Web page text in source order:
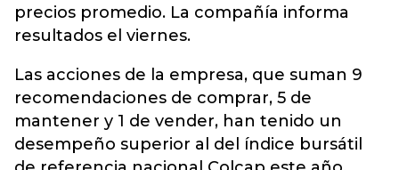
precios promedio. La compañía informa
resultados el viernes.
Las acciones de la empresa, que suman 9
recomendaciones de comprar, 5 de
mantener y 1 de vender, han tenido un
desempeño superior al del índice bursátil